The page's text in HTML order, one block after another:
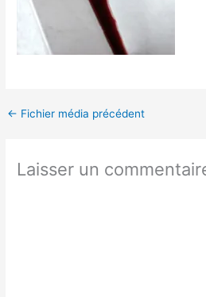
← Fichier média précédent
Laisser un